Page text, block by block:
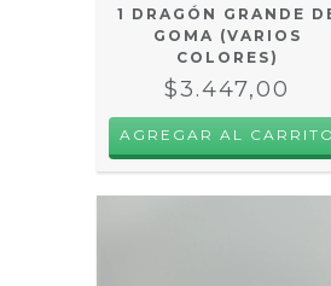
1 DRAGÓN GRANDE
GOMA (VARIOS
COLORES)
$3.447,00
AGREGAR AL CARRITO